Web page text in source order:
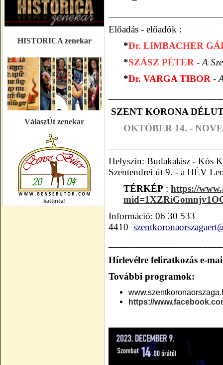
HISTORICA zenekar
VálaszÚt zenekar
kattints!
Előadás - előadók :
*Dr. LIMBACHER
*SZÁSZ PÉTER - A
*Dr. VARGA TIBOR -
SZENT KORONA
OKTÓBER 14. -
Helyszín: Budakalász - Kós
Szentendrei út 9. - a HÉV
TÉRKÉP : https://
Információ: 06 30 533
4410
Hírlevélre feliratkozás e-
További programok:
https://